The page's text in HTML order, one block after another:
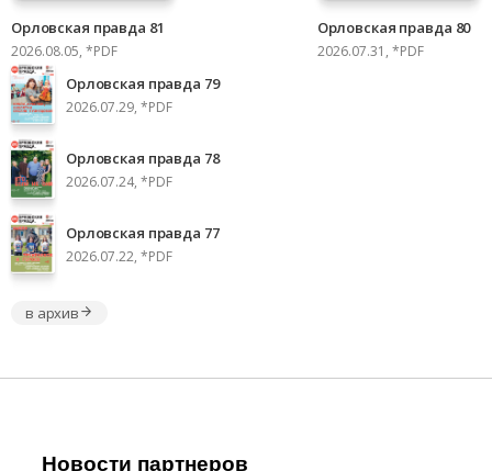
Орловская правда 81
2026.08.05, *PDF
Орловская правда 80
2026.07.31, *PDF
Орловская правда 79
2026.07.29, *PDF
Орловская правда 78
2026.07.24, *PDF
Орловская правда 77
2026.07.22, *PDF
в архив
Новости партнеров